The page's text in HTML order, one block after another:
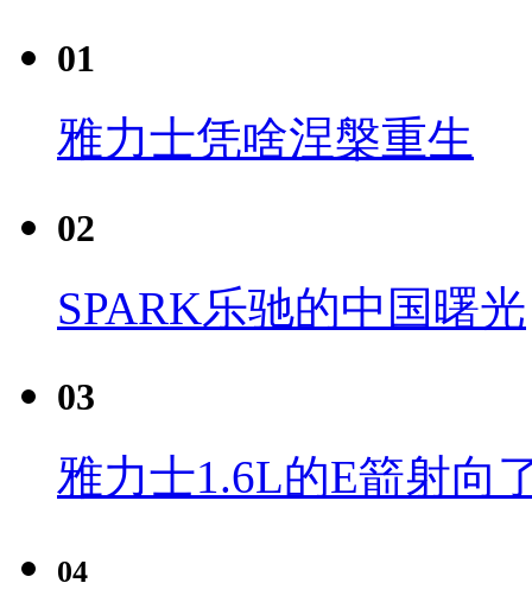
01
雅力士凭啥涅槃重生
02
SPARK乐驰的中国曙光
03
雅力士1.6L的E箭射向
04